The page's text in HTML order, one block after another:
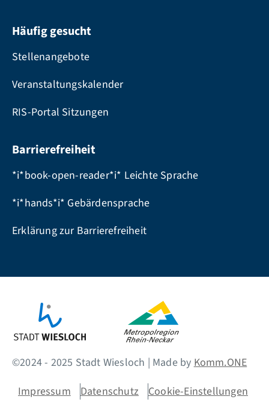
Häufig gesucht
Stellenangebote
Veranstaltungskalender
RIS-Portal Sitzungen
Barrierefreiheit
*i*book-open-reader*i* Leichte Sprache
*i*hands*i* Gebärdensprache
Erklärung zur Barrierefreiheit
©2024 - 2025 Stadt Wiesloch | Made byKomm.ONE
Impressum
Datenschutz Cookie-Einstellungen